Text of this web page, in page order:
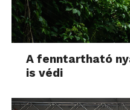
A fenntartható
is védi